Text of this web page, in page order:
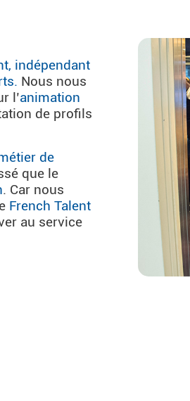
indépendant
Nous nous
l’animation
de profils
de
que le
. Car nous
French Talent
au service